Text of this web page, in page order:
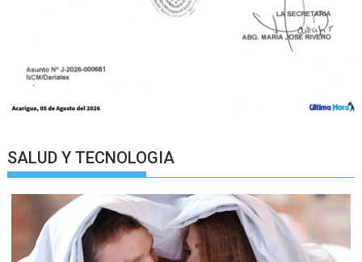
SALUD Y TECNOLOGIA